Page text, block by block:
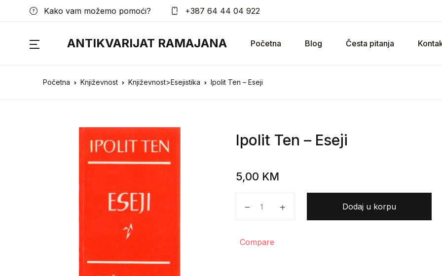
Kako vam možemo pomoći? +387 64 44 04 922
ANTIKVARIJAT RAMAJANA Početna Blog Česta pitanja
Početna Književnost Književnost>Esejistika Ipolit Ten – Eseji
Ipolit Ten – Eseji
5,00 KM
Dodaj u korpu
Compare